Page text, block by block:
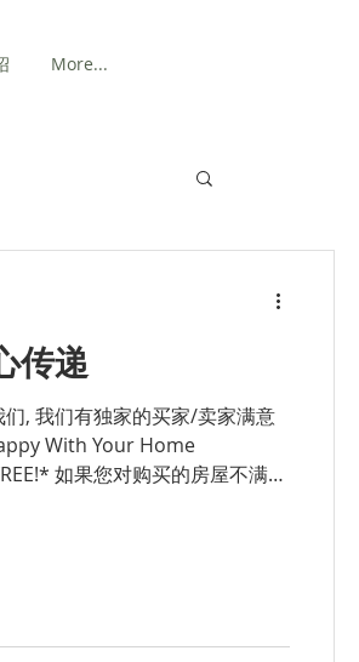
More...
传递
, 我们有独家的买家/卖家满意
With Your Home
如果您对购买的房屋不满